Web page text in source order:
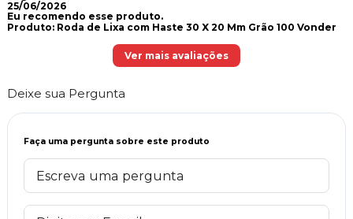
25/06/2026
Eu recomendo esse produto.
Produto:Roda de Lixa com Haste 30 X 20 Mm Grão 100 Vonder
Ver mais avaliações
Deixe sua Pergunta
Faça uma pergunta sobre este produto